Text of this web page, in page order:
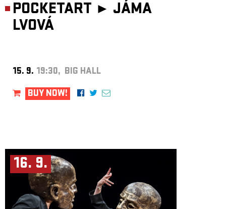
POCKETART ► JÁMA
LVOVÁ
15. 9. 19:30, BIG HALL
BUY NOW!
16. 9.